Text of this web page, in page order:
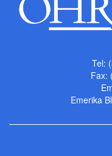
Tel:
Fax:
Emerika